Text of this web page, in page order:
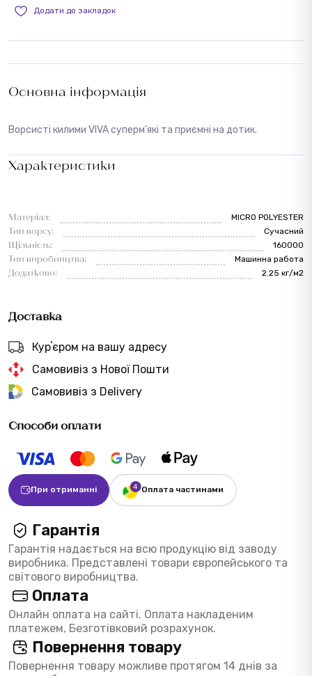
Основна інформація
Ворсисті килими VIVA суперм'які та приємні на дотик.
Характеристики
Матеріал:
MICRO POLYESTER
Тип ворсу:
Сучасний
Щільність:
160000
Тип виробництва:
Машинна работа
Додатково:
2.25 кг/м2
Доставка
Курʼєром на вашу адресу
Самовивіз з Нової Пошти
Самовивіз з Delivery
Способи оплати
При отриманні Оплата частинами
Гарантія
Гарантія надається на всю продукцію від заводу
виробника. Представлені товари європейського та
світового виробництва.
Оплата
Онлайн оплата на сайті. Оплата накладеним
платежем, Безготівковий розрахунок.
Повернення товару
Повернення товару можливе протягом 14 днів за
Додати до закладок